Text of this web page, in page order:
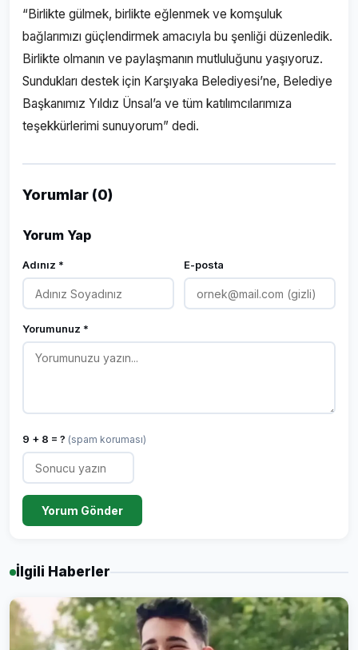
“Birlikte gülmek, birlikte eğlenmek ve komşuluk
bağlarımızı güçlendirmek amacıyla bu şenliği düzenledik.
Birlikte olmanın ve paylaşmanın mutluluğunu yaşıyoruz.
Sundukları destek için Karşıyaka Belediyesi’ne, Belediye
Başkanımız Yıldız Ünsal’a ve tüm katılımcılarımıza
teşekkürlerimi sunuyorum” dedi.
Yorumlar (0)
Yorum Yap
Adınız * E-posta
Yorumunuz *
9 + 8 = ? (spam koruması)
Yorum Gönder
İlgili Haberler